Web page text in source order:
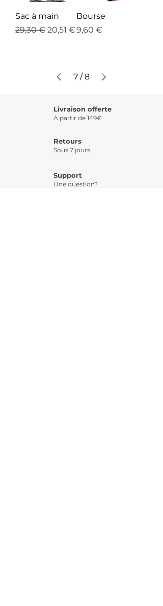
Sac à main
Prix original
29,30 € Prix promotionnel
20,51 €
Bourse
Prix
9,60 €
7 / 8
Livraison offerte
A partir de 149€
Retours
Sous 7 jours
Support
Une question?